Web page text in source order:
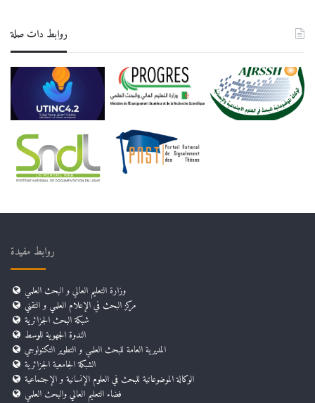
روابط دات صلة
روابط مفيدة
وزارة التعليم العالي و البحث العلمي
مركز البحث في الإعلام العلمي و التقني
شبكة البحث الجزائرية
الندوة الجهوية للوسط
المديرية العامة للبحث العلمي و التطوير التكنولوجي
الشبكة الجامعية الجزائرية
الوكالة الموضوعاتية للبحث في العلوم الإنسانية و الإجتماعية
فضاء التعليم العالي والبحث العلمي